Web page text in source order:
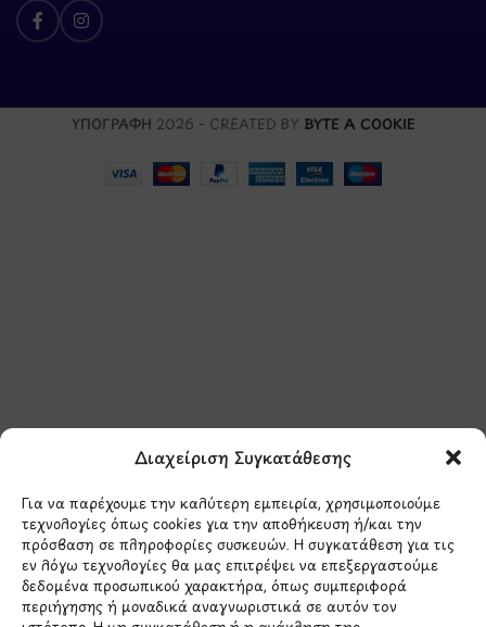
Διαχείριση Συγκατάθεσης
Για να παρέχουμε την καλύτερη εμπειρία, χρησιμοποιούμε
τεχνολογίες όπως cookies για την αποθήκευση ή/και την
πρόσβαση σε πληροφορίες συσκευών. Η συγκατάθεση για τις
εν λόγω τεχνολογίες θα μας επιτρέψει να επεξεργαστούμε
δεδομένα προσωπικού χαρακτήρα, όπως συμπεριφορά
περιήγησης ή μοναδικά αναγνωριστικά σε αυτόν τον
ΥΠΟΓΡΑΦΗ 2026 - CREATED BY BYTE A COOKIE
Έχω διαβάσει και συμφωνώ με την
Πολιτική Απορρήτου